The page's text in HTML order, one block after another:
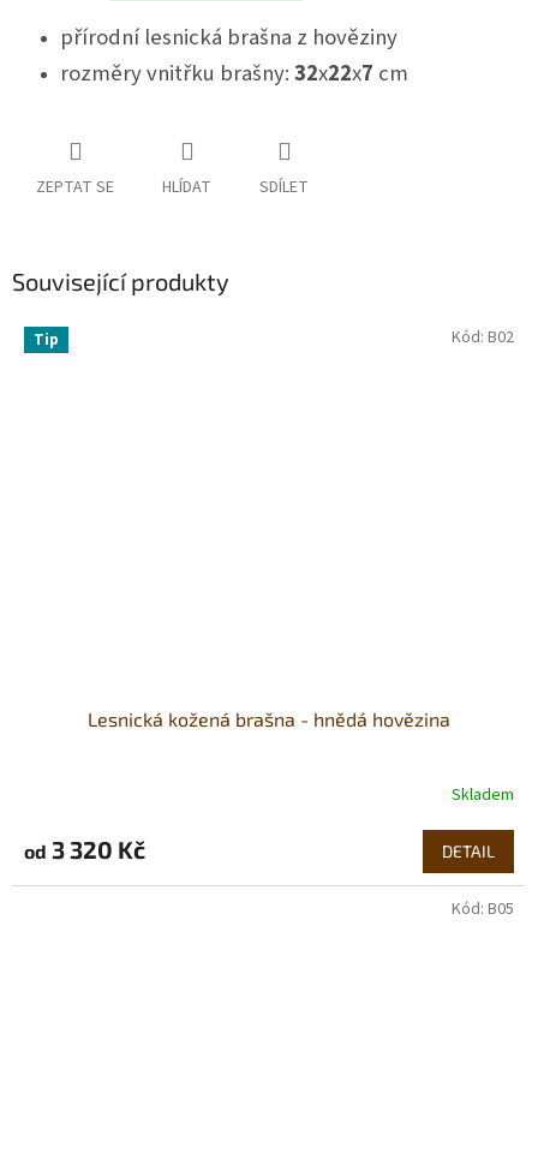
přírodní lesnická brašna z hověziny
rozměry vnitřku brašny:32x22x7 cm
ZEPTAT SE HLÍDAT SDÍLET
Související produkty
Tip
Lesnická kožená brašna - hnědá hovězina
Skladem
od 3 320 Kč DETAIL
Kód: B02
Kód: B05